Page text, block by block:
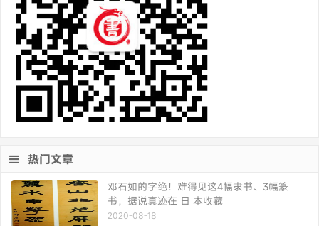
热门文章
邓石如的字绝！难得见这4幅隶书、3幅篆
书，据说真迹在 日 本收藏
2020-08-18